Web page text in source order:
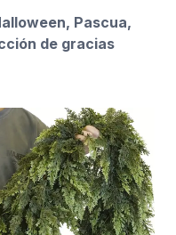
Pascua,
de gracias